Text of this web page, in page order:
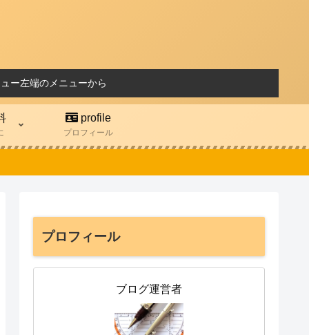
ー左端のメニューから
profile
プロフィール
プロフィール
ブログ運営者